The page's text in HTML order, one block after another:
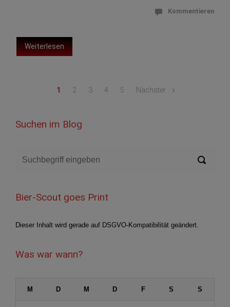
Kommentieren
Weiterlesen
1 2 3 4 5 Nächster
Suchen im Blog
Bier-Scout goes Print
Dieser Inhalt wird gerade auf DSGVO-Kompatibilität geändert.
Was war wann?
M D M D F S S